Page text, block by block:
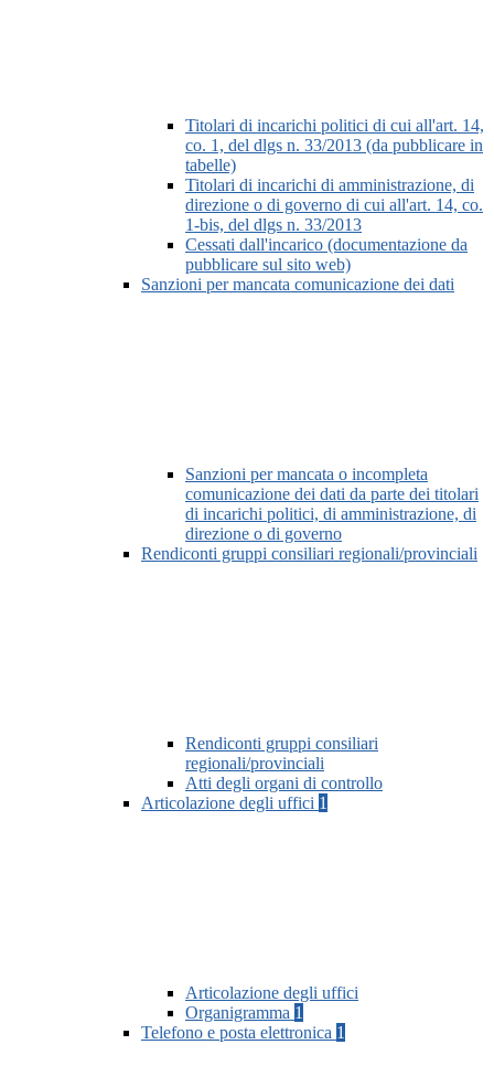
Titolari di incarichi politici di cui all'art. 14,
co. 1, del dlgs n. 33/2013 (da pubblicare in
tabelle)
Titolari di incarichi di amministrazione, di
direzione o di governo di cui all'art. 14, co.
1-bis, del dlgs n. 33/2013
Cessati dall'incarico (documentazione da
pubblicare sul sito web)
Sanzioni per mancata comunicazione dei dati
Sanzioni per mancata o incompleta
comunicazione dei dati da parte dei titolari
di incarichi politici, di amministrazione, di
direzione o di governo
Rendiconti gruppi consiliari regionali/provinciali
Rendiconti gruppi consiliari
regionali/provinciali
Atti degli organi di controllo
Articolazione degli uffici 1
Articolazione degli uffici
Organigramma 1
Telefono e posta elettronica 1